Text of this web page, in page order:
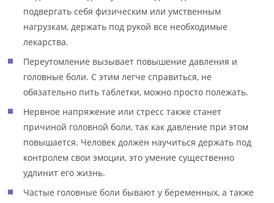
подвергать себя физическим или умственным
нагрузкам, держать под рукой все необходимые
лекарства.
Переутомление вызывает повышение давления и
головные боли. С этим легче справиться, не
обязательно пить таблетки, можно просто полежать.
Нервное напряжение или стресс также станет
причиной головной боли, так как давление при этом
повышается. Человек должен научиться держать под
контролем свои эмоции, это умение существенно
удлинит его жизнь.
Частые головные боли бывают у беременных, а также